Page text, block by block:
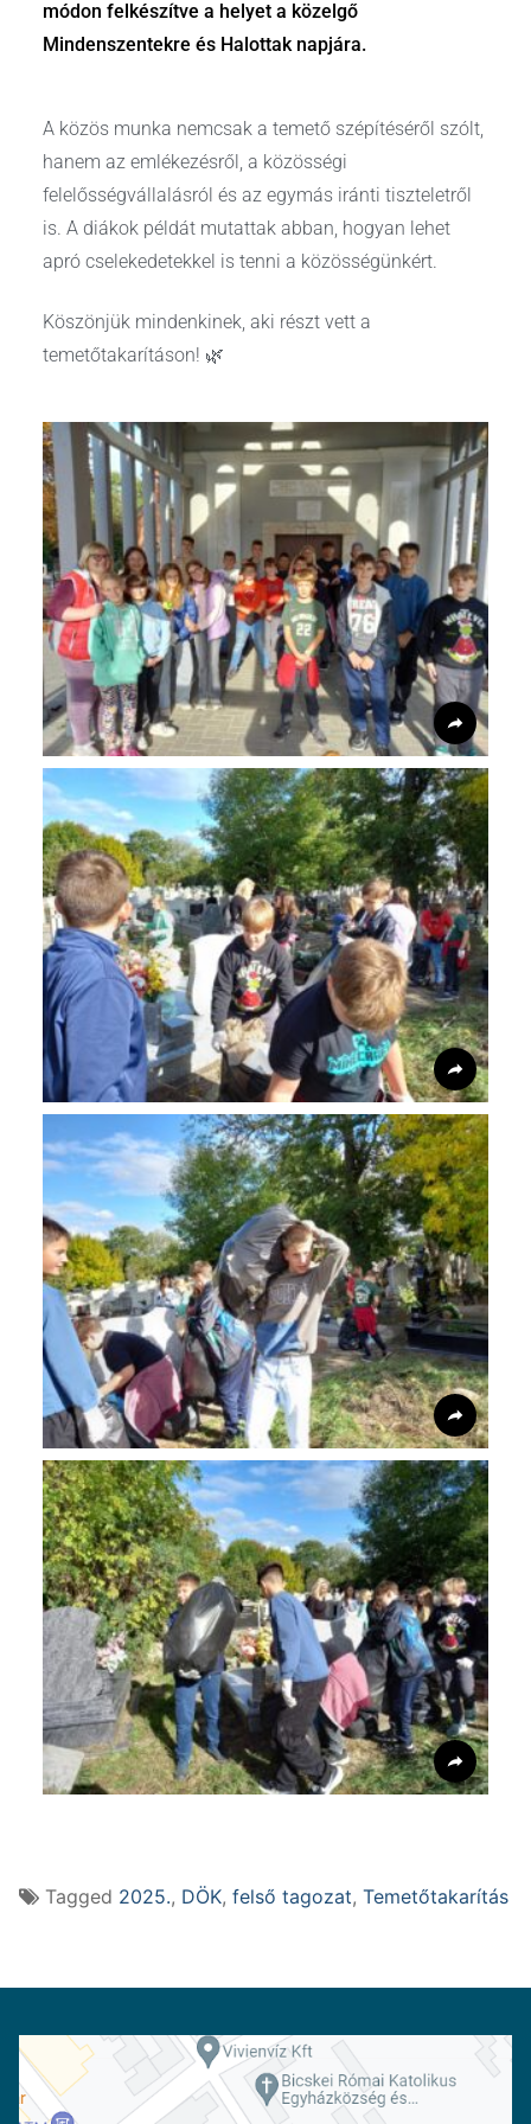
módon felkészítve a helyet a közelgő
Mindenszentekre és Halottak napjára.
A közös munka nemcsak a temető szépítéséről szólt,
hanem az emlékezésről, a közösségi
felelősségvállalásról és az egymás iránti tiszteletről
is. A diákok példát mutattak abban, hogyan lehet
apró cselekedetekkel is tenni a közösségünkért.
Köszönjük mindenkinek, aki részt vett a
temetőtakarításon! 🌿
Tagged 2025., DÖK, felső tagozat, Temetőtakarítás